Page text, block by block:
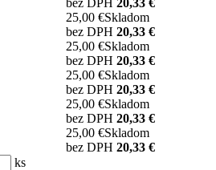
25,00 €Skladom
bez DPH 20,33 €
25,00 €Skladom
bez DPH 20,33 €
25,00 €Skladom
bez DPH 20,33 €
25,00 €Skladom
bez DPH 20,33 €
25,00 €Skladom
bez DPH 20,33 €
ks